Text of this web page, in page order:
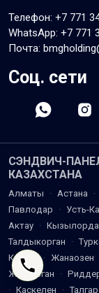
Телефон: +7 771
WhatsApp: +7 771
Почта:
Соц. сети
СЭНДВИЧ-
КАЗАХСТАНА
Алматы · Астана ·
Павлодар
· Усть-
Актау · Кызылорда
Талдыкорган
·
Кентау
· Жанаозен
Жезказган
·
· Каскелен · Талгар